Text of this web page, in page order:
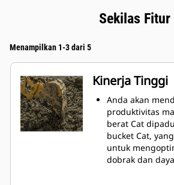
Sekilas Fitur
Menampilkan 1-3 dari 5
Kinerja Tinggi
Anda akan
produktivitas
berat Cat
bucket Cat,
untuk
dobrak dan